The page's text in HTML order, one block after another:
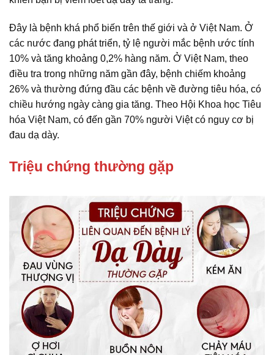
Đây là bệnh khá phổ biến trên thế giới và ở Việt Nam. Ở
các nước đang phát triển, tỷ lệ người mắc bệnh ước tính
10% và tăng khoảng 0,2% hàng năm. Ở Việt Nam, theo
điều tra trong những năm gần đây, bệnh chiếm khoảng
26% và thường đứng đầu các bệnh về đường tiêu hóa, có
chiều hướng ngày càng gia tăng. Theo Hội Khoa học Tiêu
hóa Việt Nam, có đến gần 70% người Việt có nguy cơ bị
đau dạ dày.
Triệu chứng thường gặp